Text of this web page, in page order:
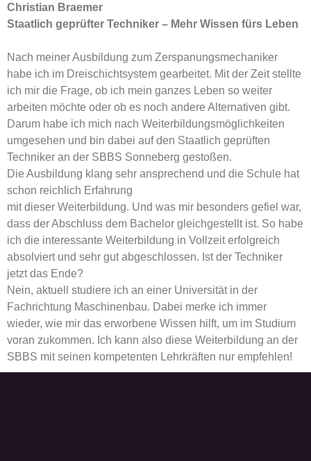
Christian Braemer
Staatlich geprüfter Techniker – Mehr Wissen fürs Leben
Nach meiner Ausbildung zum Zerspanungsmechaniker
habe ich im Dreischichtsystem gearbeitet. Mit der Zeit stellte
ich mir die Frage, ob ich mein ganzes Leben so weiter
arbeiten möchte oder ob es noch andere Alternativen gibt.
Darum habe ich mich nach Weiterbildungsmöglichkeiten
umgesehen und bin dabei auf den Staatlich geprüften
Techniker an der SBBS Sonneberg gestoßen.
Die Ausbildung klang sehr ansprechend und die Schule hat
schon reichlich Erfahrung
mit dieser Weiterbildung. Und was mir besonders gefiel war,
dass der Abschluss dem Bachelor gleichgestellt ist. So habe
ich die interessante Weiterbildung in Vollzeit erfolgreich
absolviert und sehr gut abgeschlossen. Ist der Techniker
jetzt das Ende?
Nein, aktuell studiere ich an einer Universität in der
Fachrichtung Maschinenbau. Dabei merke ich immer
wieder, wie mir das erworbene Wissen hilft, um im Studium
voran zukommen. Ich kann also diese Weiterbildung an der
SBBS mit seinen kompetenten Lehrkräften nur empfehlen!